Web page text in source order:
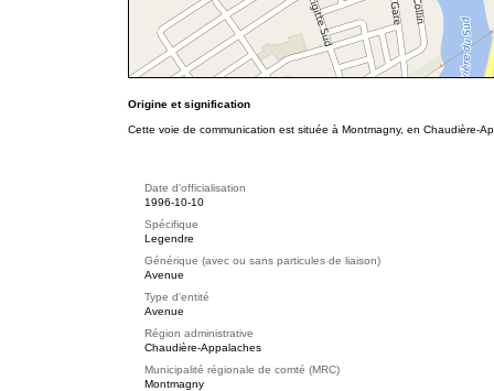
Origine et signification
Cette voie de communication est située à Montmagny, en Chaudière-
Date d'officialisation
1996-10-10
Spécifique
Legendre
Générique (avec ou sans particules de liaison)
Avenue
Type d'entité
Avenue
Région administrative
Chaudière-Appalaches
Municipalité régionale de comté (MRC)
Montmagny